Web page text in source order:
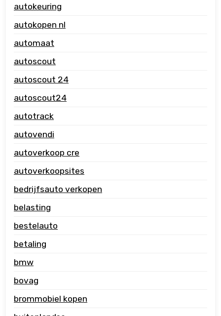
autokeuring
autokopen nl
automaat
autoscout
autoscout 24
autoscout24
autotrack
autovendi
autoverkoop cre
autoverkoopsites
bedrijfsauto verkopen
belasting
bestelauto
betaling
bmw
bovag
brommobiel kopen